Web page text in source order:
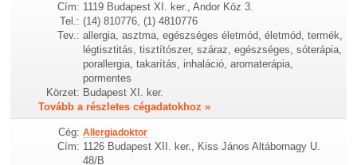
Cím: 1119 Budapest XI. ker., Andor Köz 3.
Tel.: (14) 810776, (1) 4810776
Tev.: allergia, asztma, egészséges életmód, életmód, termék,
légtisztitás, tisztítószer, száraz, egészséges, sóterápia,
porallergia, takarítás, inhaláció, aromaterápia,
pormentes
Körzet: Budapest XI. ker.
Tovább a részletes cégadatokhoz »
Cég: Allergiadoktor
Cím: 1126 Budapest XII. ker., Kiss János Altábornagy U.
48/B